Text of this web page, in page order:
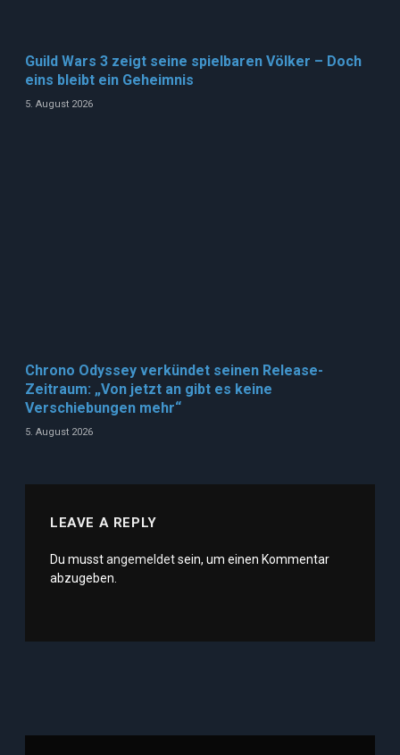
Guild Wars 3 zeigt seine spielbaren Völker – Doch
eins bleibt ein Geheimnis
5. August 2026
Chrono Odyssey verkündet seinen Release-
Zeitraum: „Von jetzt an gibt es keine
Verschiebungen mehr“
5. August 2026
LEAVE A REPLY
Du musstangemeldetsein, um einen Kommentar
abzugeben.